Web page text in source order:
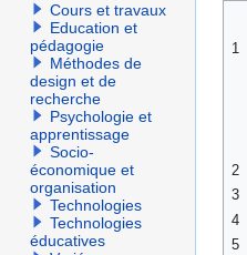
1
2
3
4
5
Cours et travaux
Education et
pédagogie
Méthodes de
design et de
recherche
Psychologie et
apprentissage
Socio-
économique et
organisation
Technologies
Technologies
éducatives